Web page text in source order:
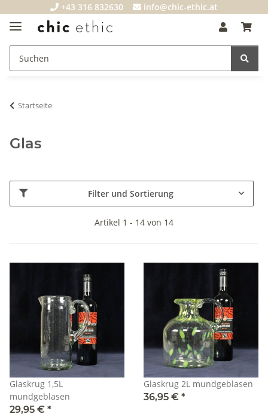
+43 316 832630 info@chic-ethic.at
Startseite
Glas
Filter und Sortierung
Artikel 1 - 14 von 14
Glaskrug 1,5L
mundgeblasen
29,95 € *
Glaskrug 2L mundgeblasen
36,95 € *